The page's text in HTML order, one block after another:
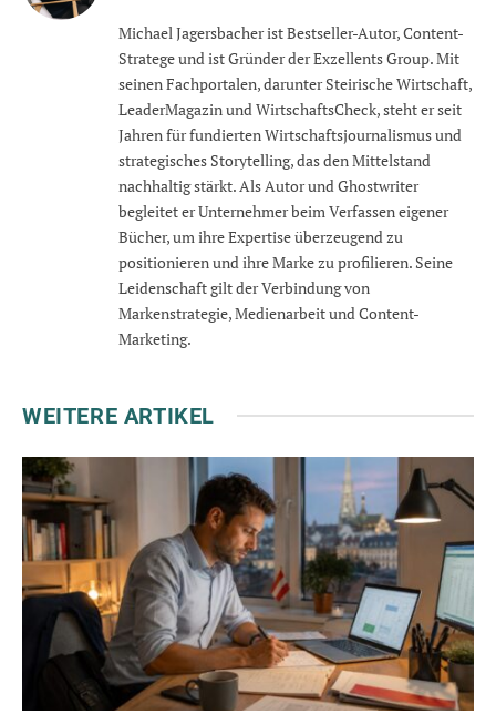
Michael Jagersbacher ist Bestseller-Autor, Content-
Stratege und ist Gründer der Exzellents Group. Mit
seinen Fachportalen, darunter Steirische Wirtschaft,
LeaderMagazin und WirtschaftsCheck, steht er seit
Jahren für fundierten Wirtschaftsjournalismus und
strategisches Storytelling, das den Mittelstand
nachhaltig stärkt. Als Autor und Ghostwriter
begleitet er Unternehmer beim Verfassen eigener
Bücher, um ihre Expertise überzeugend zu
positionieren und ihre Marke zu profilieren. Seine
Leidenschaft gilt der Verbindung von
Markenstrategie, Medienarbeit und Content-
Marketing.
WEITERE ARTIKEL